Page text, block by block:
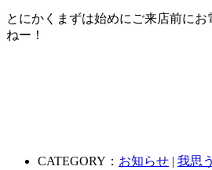
とにかくまずは始めにご来店前に
ねー！
CATEGORY： お知らせ | 我思う